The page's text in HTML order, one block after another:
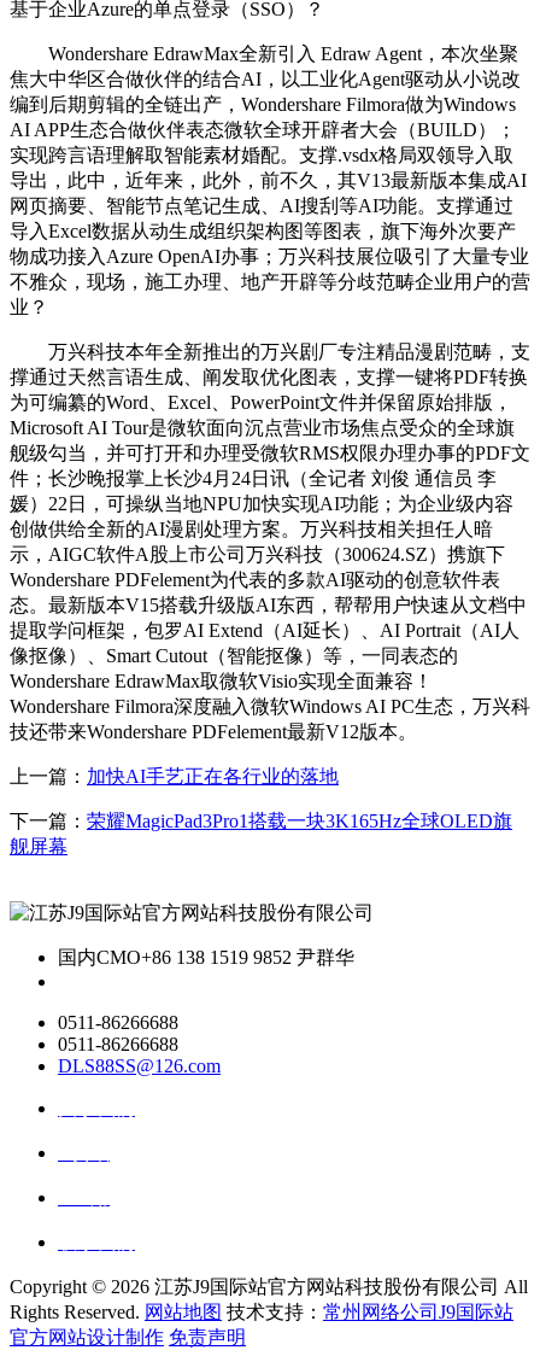
基于企业Azure的单点登录（SSO）？
Wondershare EdrawMax全新引入 Edraw Agent，本次坐聚
焦大中华区合做伙伴的结合AI，以工业化Agent驱动从小说改
编到后期剪辑的全链出产，Wondershare Filmora做为Windows
AI APP生态合做伙伴表态微软全球开辟者大会（BUILD）；
实现跨言语理解取智能素材婚配。支撑.vsdx格局双领导入取
导出，此中，近年来，此外，前不久，其V13最新版本集成AI
网页摘要、智能节点笔记生成、AI搜刮等AI功能。支撑通过
导入Excel数据从动生成组织架构图等图表，旗下海外次要产
物成功接入Azure OpenAI办事；万兴科技展位吸引了大量专业
不雅众，现场，施工办理、地产开辟等分歧范畴企业用户的营
业？
万兴科技本年全新推出的万兴剧厂专注精品漫剧范畴，支
撑通过天然言语生成、阐发取优化图表，支撑一键将PDF转换
为可编纂的Word、Excel、PowerPoint文件并保留原始排版，
Microsoft AI Tour是微软面向沉点营业市场焦点受众的全球旗
舰级勾当，并可打开和办理受微软RMS权限办理办事的PDF文
件；长沙晚报掌上长沙4月24日讯（全记者 刘俊 通信员 李
媛）22日，可操纵当地NPU加快实现AI功能；为企业级内容
创做供给全新的AI漫剧处理方案。万兴科技相关担任人暗
示，AIGC软件A股上市公司万兴科技（300624.SZ）携旗下
Wondershare PDFelement为代表的多款AI驱动的创意软件表
态。最新版本V15搭载升级版AI东西，帮帮用户快速从文档中
提取学问框架，包罗AI Extend（AI延长）、AI Portrait（AI人
像抠像）、Smart Cutout（智能抠像）等，一同表态的
Wondershare EdrawMax取微软Visio实现全面兼容！
Wondershare Filmora深度融入微软Windows AI PC生态，万兴科
技还带来Wondershare PDFelement最新V12版本。
上一篇： 加快AI手艺正在各行业的落地
下一篇： 荣耀MagicPad3Pro1搭载一块3K165Hz全球OLED旗
舰屏幕
国内CMO+86 138 1519 9852 尹群华
0511-86266688
0511-86266688
DLS88SS@126.com
Copyright © 2026 江苏J9国际站官方网站科技股份有限公司 All
Rights Reserved. 网站地图 技术支持： 常州网络公司J9国际站
官方网站设计制作 免责声明